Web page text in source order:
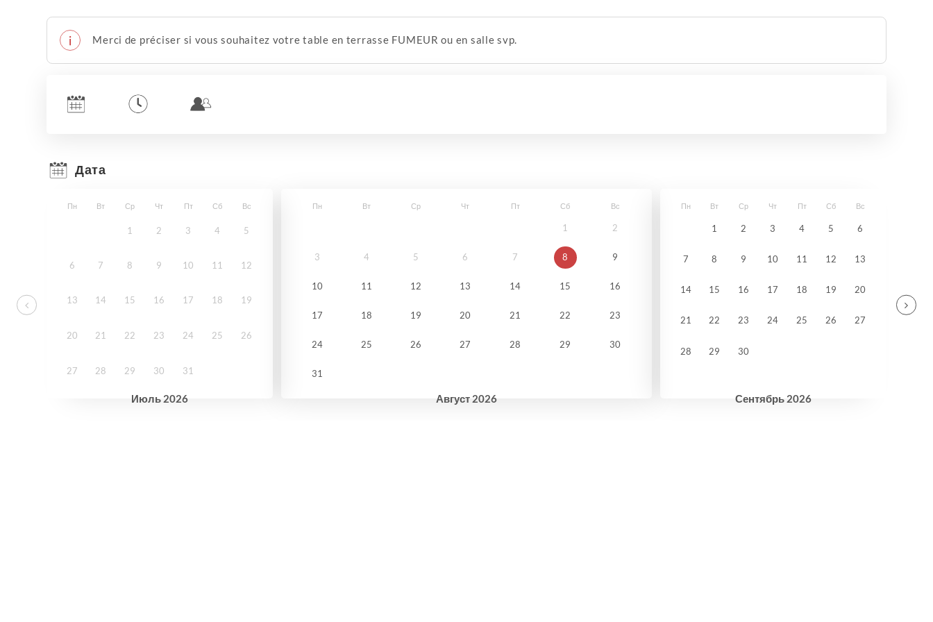
Merci de préciser si vous souhaitez votre table en terrasse FUMEUR ou en salle svp.
Дата
Июль 2026
Пн Вт Ср Чт Пт Сб Вс
1 2 3 4 5
6 7 8 9 10 11 12
13 14 15 16 17 18 19
20 21 22 23 24 25 26
27 28 29 30 31
Август2026
Пн Вт Ср Чт Пт Сб Вс
1 2
3 4 5 6 7 8 9
10 11 12 13 14 15 16
17 18 19 20 21 22 23
24 25 26 27 28 29 30
31
Сентябрь 2026
Пн Вт Ср Чт Пт Сб Вс
1 2 3 4 5 6
7 8 9 10 11 12 13
14 15 16 17 18 19 20
21 22 23 24 25 26 27
28 29 30